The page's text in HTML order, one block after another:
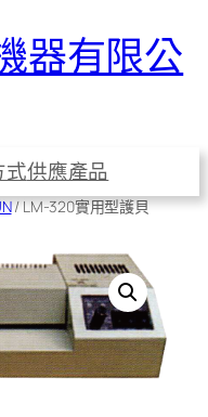
器有限公
式供應產品
/ LM-320實用型護貝